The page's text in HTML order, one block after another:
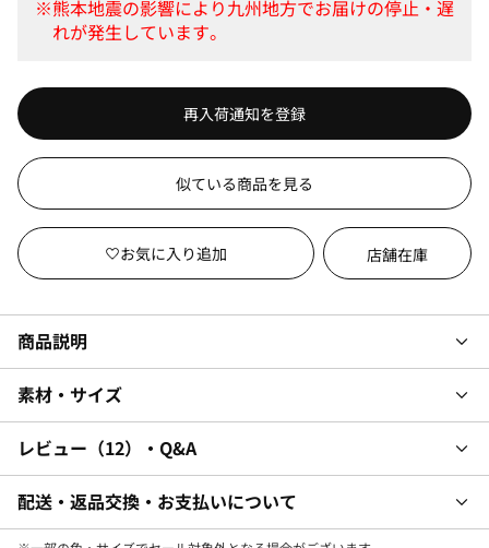
再入荷通知を登録
似ている商品を見る
店舗在庫
商品説明
素材・サイズ
レビュー 12 ・Q&A
配送・返品交換・お支払いについて